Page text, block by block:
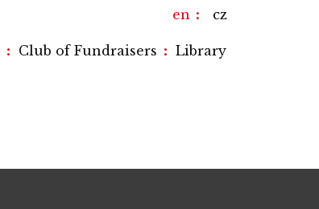
en cz
: Club of Fundraisers : Library